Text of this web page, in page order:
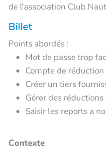
de l'association Club
Billet
Points abordés :
Mot de passe trop
Compte de réduction
Créer un tiers
Gérer des
Saisir les reports a
Contexte